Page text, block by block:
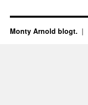
Monty Arnold blogt.